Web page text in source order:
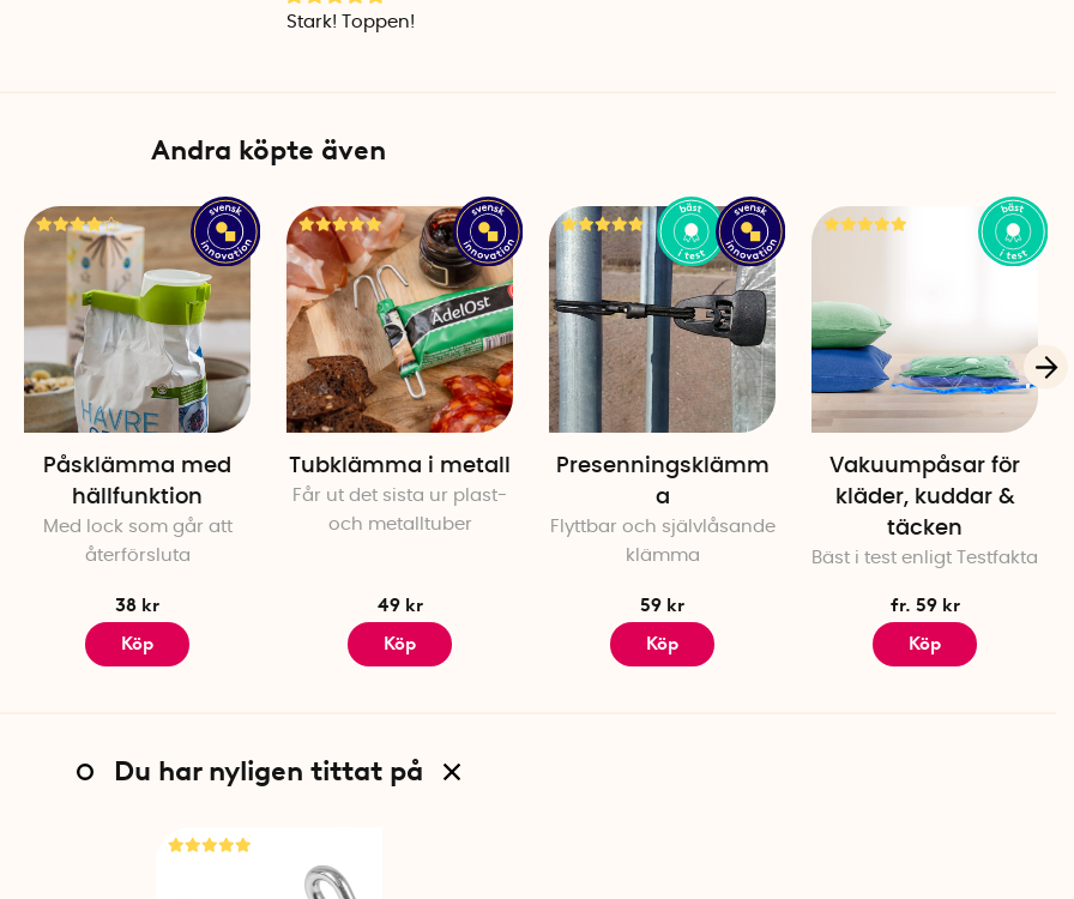
Stark! Toppen!
Andra köpte även
Påsklämma med
hällfunktion
Med lock som går att
återförsluta
38 kr
Köp
Tubklämma i metall
Får ut det sista ur plast-
och metalltuber
49 kr
Köp
Presenningsklämm
a
Flyttbar och självlåsande
klämma
59 kr
Köp
Vakuumpåsar för
kläder, kuddar &
täcken
Bäst i test enligt Testfakta
fr. 59 kr
Köp
Du har nyligen tittat på